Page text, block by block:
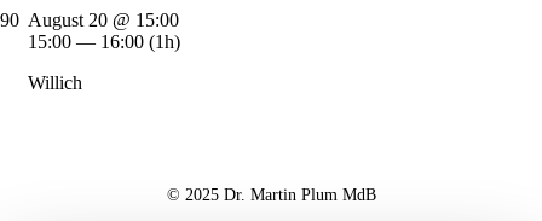
August 20 @ 15:00
15:00 — 16:00 (1h)
Willich
© 2025 Dr. Martin Plum MdB